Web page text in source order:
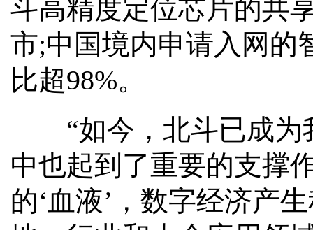
斗高精度定位芯片的共
市;中国境内申请入网的
比超98%。
“如今，北斗已成为
中也起到了重要的支撑
的‘血液’，数字经济产